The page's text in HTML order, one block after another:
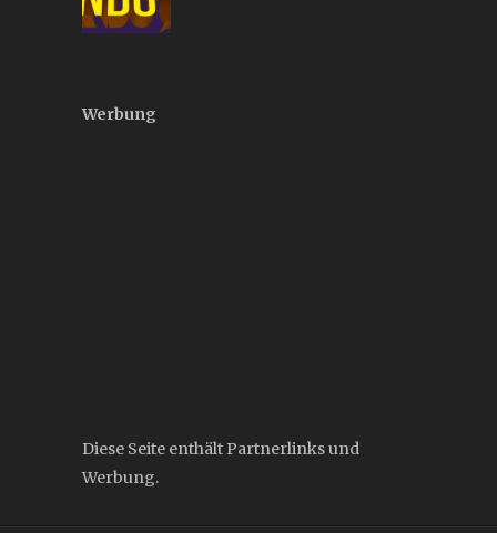
Werbung
Diese Seite enthält Partnerlinks und
Werbung.